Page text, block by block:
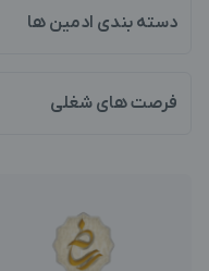
دسته بندی ادمین ها
فرصت های شغلی